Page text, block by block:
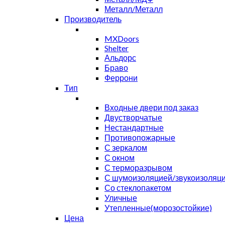
Металл/Металл
Производитель
MXDoors
Shelter
Альдорс
Браво
Феррони
Тип
Входные двери под заказ
Двустворчатые
Нестандартные
Противопожарные
С зеркалом
С окном
С терморазрывом
С шумоизоляцией/
Со стеклопакетом
Уличные
Утепленные(морозостойкие)
Цена